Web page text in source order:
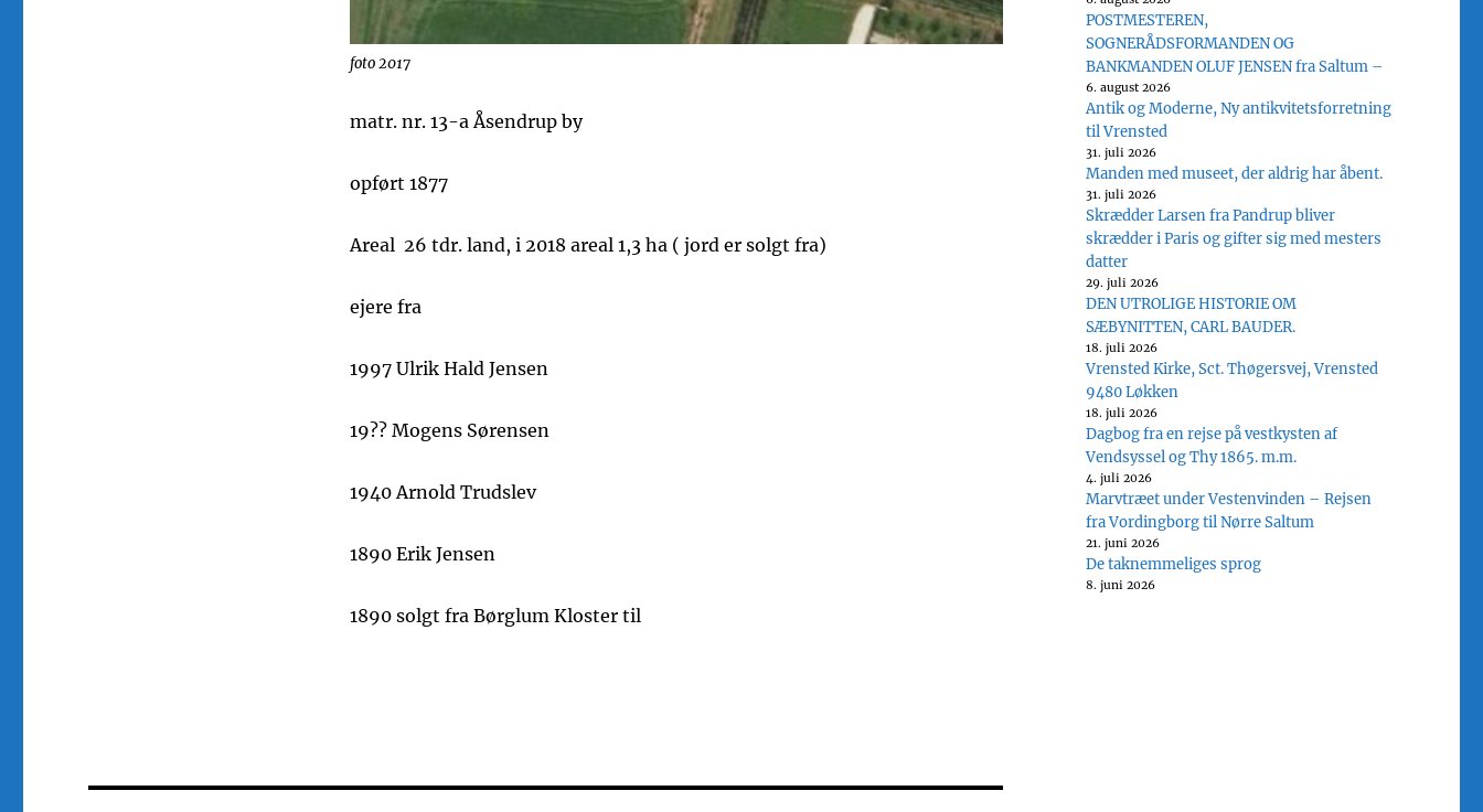
foto 2017
matr. nr. 13-a Åsendrup by
opført 1877
Areal 26 tdr. land, i 2018 areal 1,3 ha ( jord er solgt fra)
ejere fra
1997 Ulrik Hald Jensen
19?? Mogens Sørensen
1940 Arnold Trudslev
1890 Erik Jensen
1890 solgt fra Børglum Kloster til
POSTMESTEREN,
SOGNERÅDSFORMANDEN OG
BANKMANDEN OLUF JENSEN fra Saltum –
6. august 2026
Antik og Moderne, Ny antikvitetsforretning
til Vrensted
31. juli 2026
Manden med museet, der aldrig har åbent.
31. juli 2026
Skrædder Larsen fra Pandrup bliver
skrædder i Paris og gifter sig med mesters
datter
29. juli 2026
DEN UTROLIGE HISTORIE OM
SÆBYNITTEN, CARL BAUDER.
18. juli 2026
Vrensted Kirke, Sct. Thøgersvej, Vrensted
9480 Løkken
18. juli 2026
Dagbog fra en rejse på vestkysten af
Vendsyssel og Thy 1865. m.m.
4. juli 2026
Marvtræet under Vestenvinden – Rejsen
fra Vordingborg til Nørre Saltum
21. juni 2026
De taknemmeliges sprog
8. juni 2026